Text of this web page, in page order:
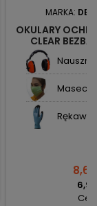
MARKA:
OKULARY
CLEAR
8,60